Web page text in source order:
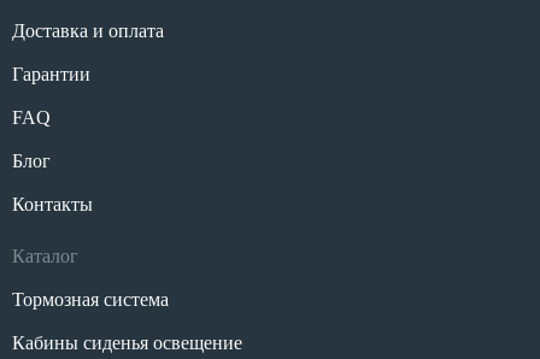
Доставка и оплата
Гарантии
FAQ
Блог
Контакты
Каталог
Тормозная система
Кабины сиденья освещение